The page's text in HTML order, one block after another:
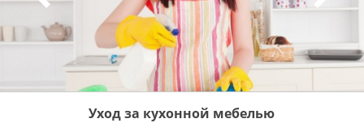
Уход за кухонной мебелью